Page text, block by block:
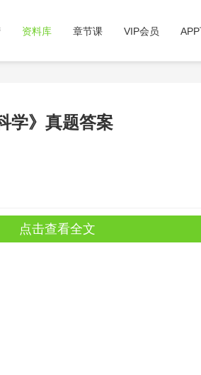
资料库 章节课 VIP会员
学》真题答案
点击查看全文